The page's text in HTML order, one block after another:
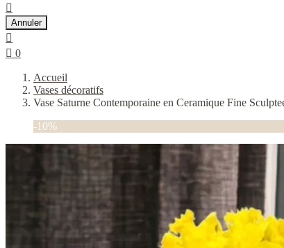

Annuler

 0
Accueil
Vases décoratifs
Vase Saturne Contemporaine en Ceramique Fine
-10%